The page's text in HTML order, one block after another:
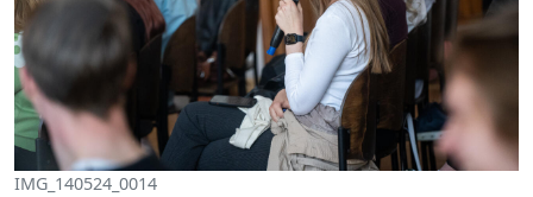
IMG_140524_0014